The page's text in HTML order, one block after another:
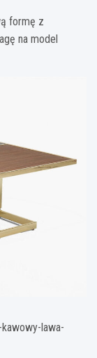
formę z
na model
lawa-